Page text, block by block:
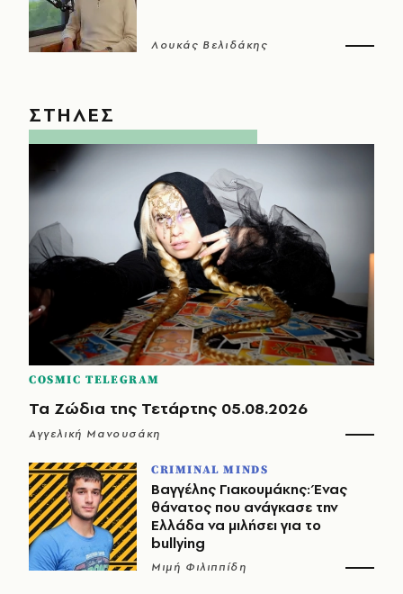
Λουκάς Βελιδάκης
ΣΤΗΛΕΣ
COSMIC TELEGRAM
Τα Ζώδια της Τετάρτης 05.08.2026
Αγγελική Μανουσάκη
CRIMINAL MINDS
Βαγγέλης Γιακουμάκης: Ένας
θάνατος που ανάγκασε την
Ελλάδα να μιλήσει για το
bullying
Μιμή Φιλιππίδη